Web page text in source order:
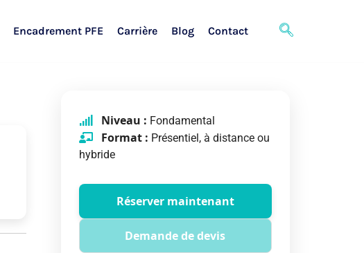
Encadrement PFE Carrière Blog Contact
Niveau : Fondamental
Format : Présentiel, à distance ou
hybride
Réserver maintenant
Demande de devis